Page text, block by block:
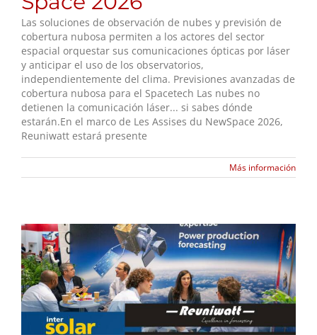
Las soluciones de observación de nubes y previsión de
cobertura nubosa permiten a los actores del sector
espacial orquestar sus comunicaciones ópticas por láser
y anticipar el uso de los observatorios,
independientemente del clima. Previsiones avanzadas de
cobertura nubosa para el Spacetech Las nubes no
detienen la comunicación láser... si sabes dónde
estarán.En el marco de Les Assises du NewSpace 2026,
Reuniwatt estará presente
Más información